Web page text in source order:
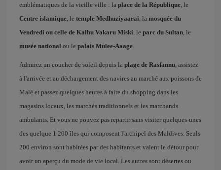
emblématiques de la vieille ville : la place de la République , le
Centre islamique , le temple Medhuziyaarai , la mosquée du
Vendredi ou celle de Kalhu Vakaru Miski , le parc du Sultan , le
musée national ou le palais Mulee-Aaage
Admirez un coucher de soleil depuis la plage de Rasfannu , assistez
à l'arrivée et au déchargement des navires au marché aux poissons de
Malé et passez quelques heures à faire du shopping dans les
magasins locaux, les marchés traditionnels et les marchands
ambulants. Et vous ne pouvez pas repartir sans visiter quelques-unes
des quelque 1 200 îles qui composent l'archipel des Maldives. Seuls
200 environ sont habitées par des habitants et valent le détour pour
avoir un aperçu du mode de vie local. Les autres sont désertes ou